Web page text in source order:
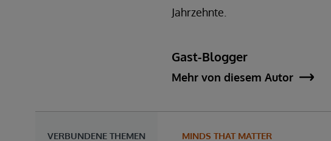
Jahrzehnte.
Gast-Blogger
Mehr von diesem Autor
VERBUNDENE THEMEN MINDS THAT MATTER